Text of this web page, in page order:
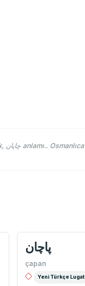
پاچان
çapan
Yeni Türkçe Lugat